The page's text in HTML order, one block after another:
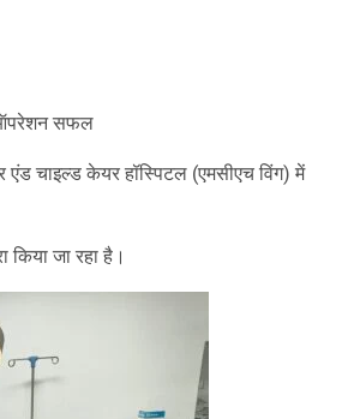
ऑपरेशन सफल
एंड चाइल्ड केयर हॉस्पिटल (एमसीएच विंग) में
किया जा रहा है।